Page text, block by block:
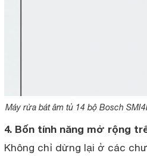
Máy rửa bát âm tủ 14 bộ Bosch
4. Bốn tính năng mở rộng
Không chỉ dừng lại ở các